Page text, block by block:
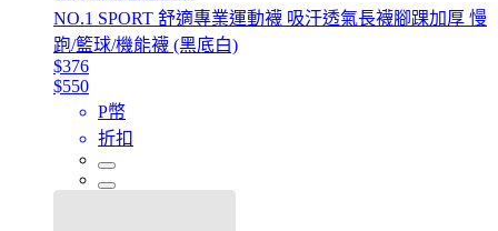
NO.1 SPORT 舒適專業運動襪 吸汗透氣長襪腳踝加厚 慢
跑/籃球/機能襪 (黑底白)
$376
$550
P幣
折扣